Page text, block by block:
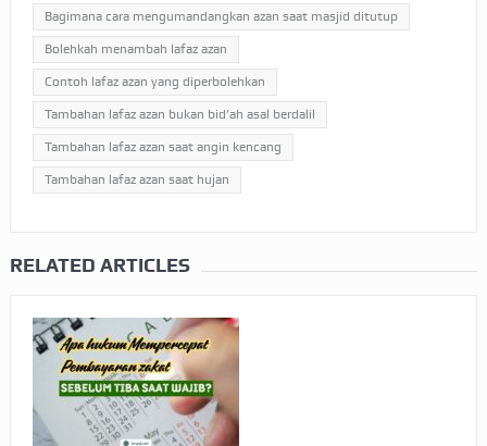
Bagimana cara mengumandangkan azan saat masjid ditutup
Bolehkah menambah lafaz azan
Contoh lafaz azan yang diperbolehkan
Tambahan lafaz azan bukan bid’ah asal berdalil
Tambahan lafaz azan saat angin kencang
Tambahan lafaz azan saat hujan
RELATED ARTICLES